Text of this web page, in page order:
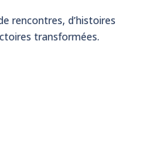
rencontres, d’histoires
transformées.